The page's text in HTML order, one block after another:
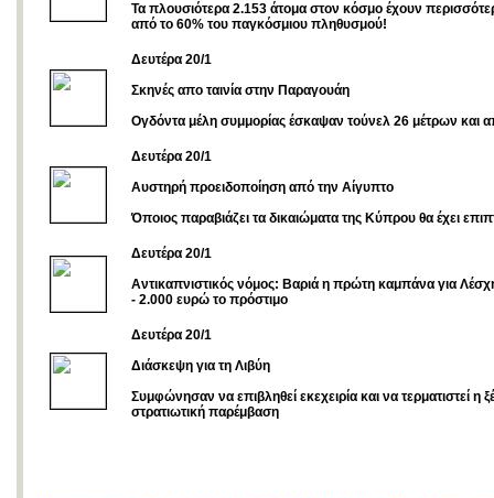
Τα πλουσιότερα 2.153 άτομα στον κόσμο έχουν
από το 60% του παγκόσμιου πληθυσμού!
Δευτέρα 20/1
Σκηνές απο ταινία στην Παραγουάη
Ογδόντα μέλη συμμορίας έσκαψαν τούνελ 26 μέτρων και
Δευτέρα 20/1
Αυστηρή προειδοποίηση από την Αίγυπτο
Όποιος παραβιάζει τα δικαιώματα της Κύπρου θα έχει
Δευτέρα 20/1
Αντικαπνιστικός νόμος: Βαριά η πρώτη καμπάνα για
- 2.000 ευρώ το πρόστιμο
Δευτέρα 20/1
Διάσκεψη για τη Λιβύη
Συμφώνησαν να επιβληθεί εκεχειρία και να τερματιστεί η
στρατιωτική παρέμβαση